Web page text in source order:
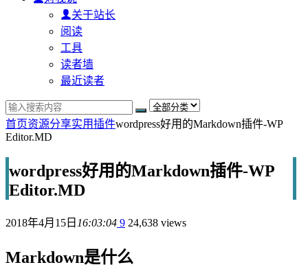
关于站长
阅读
工具
读者墙
最近读者
首页资源分享实用插件wordpress好用的Markdown插件-WP
Editor.MD
wordpress好用的Markdown插件-WP
Editor.MD
2018年4月15日 16:03:04 9 24,638 views
Markdown是什么